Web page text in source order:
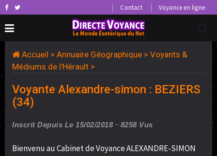
Contact Voyance en ligne
Accueil > Annuaire Géographique > Voyants &
Médiums de l'Hérault >
Voyante Alexandre-simon : BEZIERS
(34)
Inscrit Depuis Le 15/02/2018 8258 Vus
Bienvenu au Cabinet de Voyance ALEXANDRE-SIMON